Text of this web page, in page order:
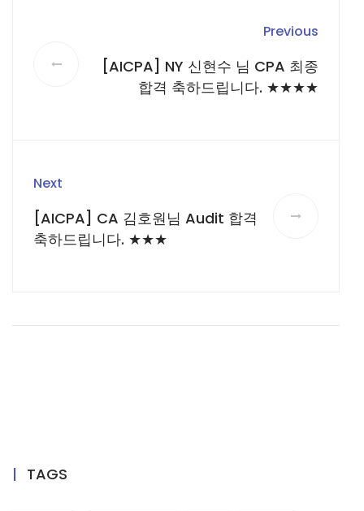
Previous
[AICPA] NY 신현수 님 CPA 최종
합격 축하드립니다. ★★★★
Next
[AICPA] CA 김호원님 Audit 합격
축하드립니다. ★★★
TAGS